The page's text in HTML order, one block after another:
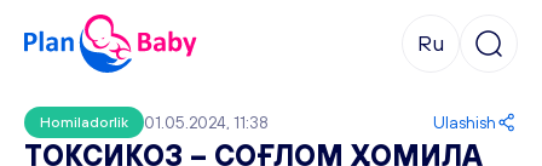
Ru
Homiladorlik 01.05.2024, 11:38 Ulashish
ТОКСИКОЗ – СОҒЛОМ ҲОМИЛА